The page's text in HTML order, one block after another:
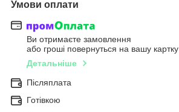
Умови оплати
Ви отримаєте замовлення
або гроші повернуться на вашу картку
Детальніше
Післяплата
Готівкою